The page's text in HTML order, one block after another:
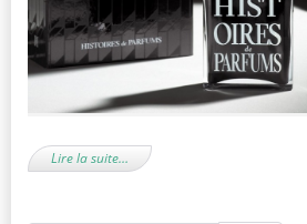
Lire la suite…